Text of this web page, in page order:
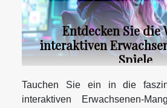
Entdecken Sie die
interaktiven
Spiele
Tauchen Sie ein in die
interaktiven Erwachsenen-